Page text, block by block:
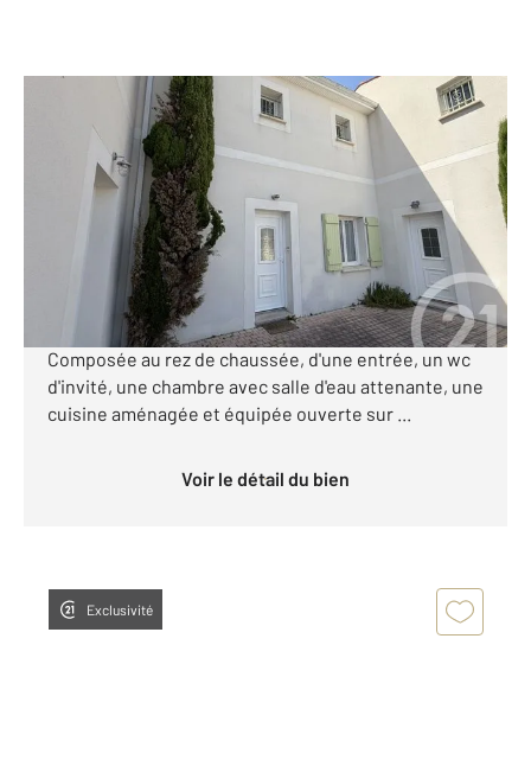
75,58 m
, 4 pièces
Ref : 9181
Maison à vendre
294 600 €
ROYAN Quartier Pasteur Commerces à 350 Mètres.
Maison achevée en 2010, très bien entretenue.
Composée au rez de chaussée, d'une entrée, un wc
d'invité, une chambre avec salle d'eau attenante, une
cuisine aménagée et équipée ouverte sur ...
Voir le détail du bien
Exclusivité